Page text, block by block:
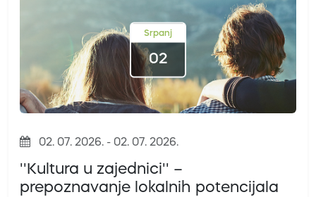
Srpanj
02
02. 07. 2026. - 02. 07. 2026.
''Kultura u zajednici'' –
prepoznavanje lokalnih potencijala